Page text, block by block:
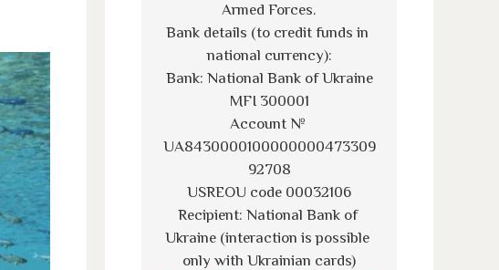
Armed Forces.
Bank details (to credit funds in
national currency):
Bank: National Bank of Ukraine
MFI 300001
Account №
UA8430000100000000473309
92708
USREOU code 00032106
Recipient: National Bank of
Ukraine (interaction is possible
only with Ukrainian cards)